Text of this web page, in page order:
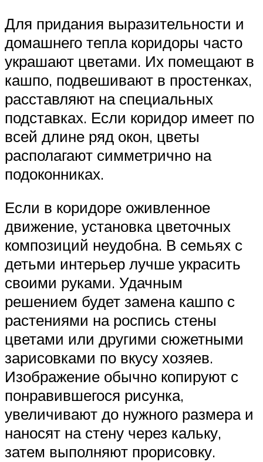
Для придания выразительности и
домашнего тепла коридоры часто
украшают цветами. Их помещают в
кашпо, подвешивают в простенках,
расставляют на специальных
подставках. Если коридор имеет по
всей длине ряд окон, цветы
располагают симметрично на
подоконниках.
Если в коридоре оживленное
движение, установка цветочных
композиций неудобна. В семьях с
детьми интерьер лучше украсить
своими руками. Удачным
решением будет замена кашпо с
растениями на роспись стены
цветами или другими сюжетными
зарисовками по вкусу хозяев.
Изображение обычно копируют с
понравившегося рисунка,
увеличивают до нужного размера и
наносят на стену через кальку,
затем выполняют прорисовку.